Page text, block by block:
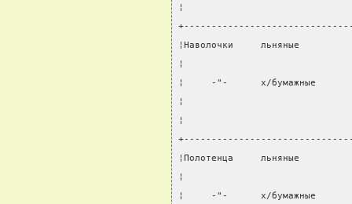
¦
¦Наволочки
¦
¦     -"-      х/бумажные
¦
¦
¦Полотенца
¦
¦     -"-      х/бумажные